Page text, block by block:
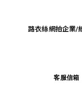
路衣絲網拍企業/
客服信箱